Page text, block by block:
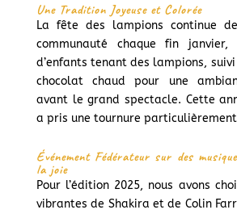
Une Tradition Joyeuse et Colorée
La fête des lampions continue
communauté chaque fin
d’enfants tenant des lampions,
chocolat chaud pour une
avant le grand spectacle. Cette
a pris une tournure particulièrement
Événement Fédérateur sur des
la joie
Pour l’édition 2025, nous avons
vibrantes de Shakira et de Colin